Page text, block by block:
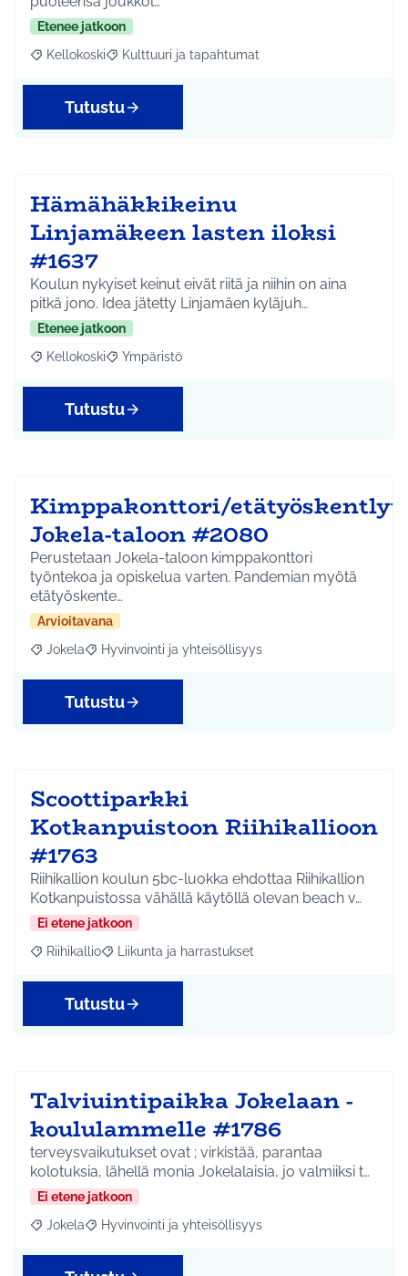
Etenee jatkoon
Rajaa tulokset aihepiirin mukaan: Kellokoski
Kellokoski Rajaa tulokset teeman mukaan: Kulttuuri ja
Kulttuuri ja tapahtumat
Tutustu
Hämähäkkikeinu
Linjamäkeen lasten iloksi
#1637
Koulun nykyiset keinut eivät riitä ja niihin on aina
pitkä jono. Idea jätetty Linjamäen kyläjuh…
Etenee jatkoon
Rajaa tulokset aihepiirin mukaan: Kellokoski
Kellokoski Rajaa tulokset teeman mukaan: Ympäristö
Ympäristö
Tutustu
Kimppakonttori/
Jokela-taloon #2080
Perustetaan Jokela-taloon kimppakonttori
työntekoa ja opiskelua varten. Pandemian myötä
etätyöskente…
Arvioitavana
Rajaa tulokset aihepiirin mukaan: Jokela
Jokela Rajaa tulokset teeman mukaan: Hyvinvointi ja
Hyvinvointi ja yhteisöllisyys
Tutustu
Scoottiparkki
Kotkanpuistoon Riihikallioon
#1763
Riihikallion koulun 5bc-luokka ehdottaa Riihikallion
Kotkanpuistossa vähällä käytöllä olevan beach v…
Ei etene jatkoon
Rajaa tulokset aihepiirin mukaan: Riihikallio
Riihikallio Rajaa tulokset teeman mukaan: Liikunta ja
Liikunta ja harrastukset
Tutustu
Talviuintipaikka Jokelaan -
koululammelle #1786
terveysvaikutukset ovat ; virkistää, parantaa
kolotuksia, lähellä monia Jokelalaisia, jo valmiiksi t…
Ei etene jatkoon
Rajaa tulokset aihepiirin mukaan: Jokela
Jokela Rajaa tulokset teeman mukaan: Hyvinvointi ja
Hyvinvointi ja yhteisöllisyys